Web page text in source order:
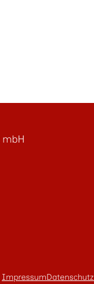
mbH
ImpressumDatenschutz